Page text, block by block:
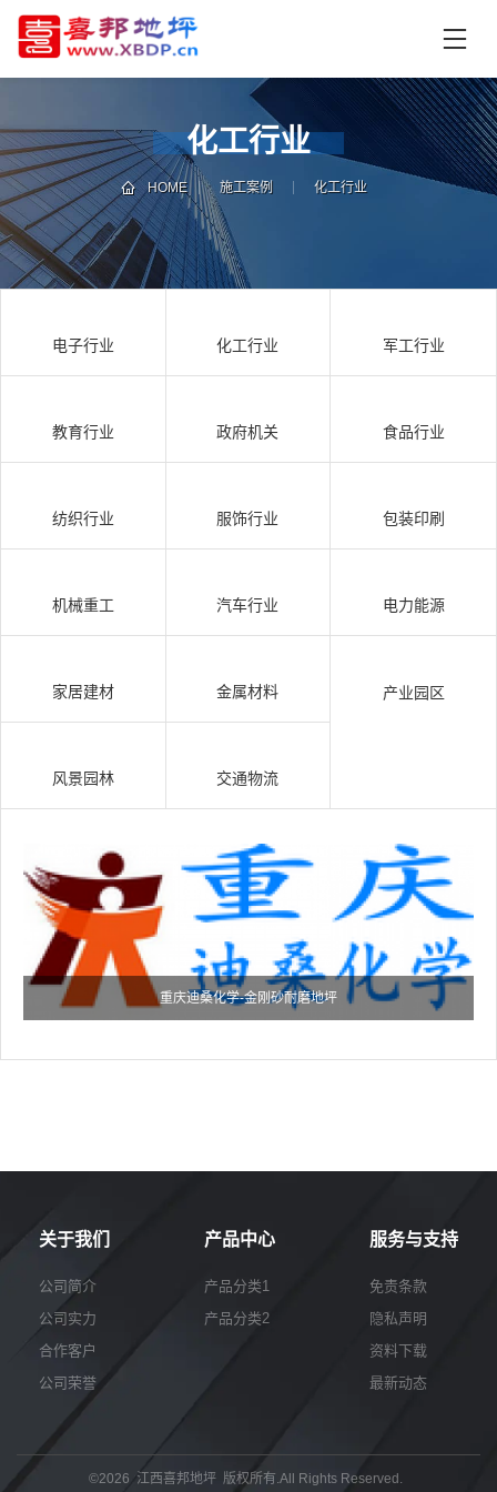
页
中
心
技
术
支
持
资
讯
中
例
化工行业
HOME 施工案例 化工行业
电子行业 化工行业 军工行业
教育行业 政府机关 食品行业
纺织行业 服饰行业 包装印刷
机械重工 汽车行业 电力能源
家居建材 金属材料 产业园区
风景园林 交通物流
重庆迪桑化学-金刚砂耐磨地坪
关于我们
公司简介
公司实力
合作客户
公司荣誉
产品中心
产品分类1
产品分类2
服务与支持
免责条款
隐私声明
资料下载
最新动态
©2026 江西喜邦地坪 版权所有.All Rights Reserved.